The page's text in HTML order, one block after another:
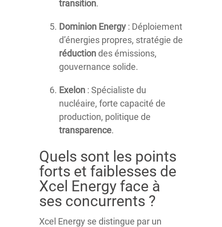
transition.
Dominion Energy : Déploiement
d’énergies propres, stratégie de
réduction des émissions,
gouvernance solide.
Exelon : Spécialiste du
nucléaire, forte capacité de
production, politique de
transparence.
Quels sont les points
forts et faiblesses de
Xcel Energy face à
ses concurrents ?
Xcel Energy se distingue par un